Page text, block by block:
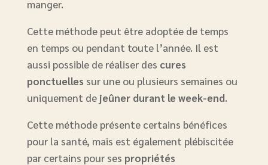
manger.
Cette méthode peut être adoptée de temps
en temps ou pendant toute l’année. Il est
aussi possible de réaliser des cures
ponctuelles sur une ou plusieurs semaines ou
uniquement de jeûner durant le week-end.
Cette méthode présente certains bénéfices
pour la santé, mais est également plébiscitée
par certains pour ses propriétés